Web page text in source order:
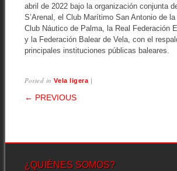
abril de 2022 bajo la organización conjunta
S’Arenal, el Club Marítimo San Antonio de
Club Náutico de Palma, la Real Federación
y la Federación Balear de Vela, con el
principales instituciones públicas baleares.
Posted inVela ligera |
POST
← PREVIOUS
¿QUIÉNES SOMOS?